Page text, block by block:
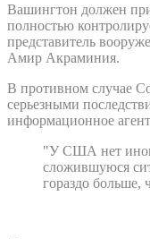
Вашингтон должен
полностью
представитель
Амир Акраминия.
В противном случае
серьезными
информационное
"У США нет
сложившуюся
гораздо больше,